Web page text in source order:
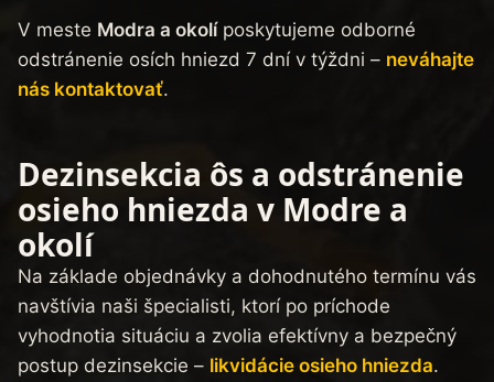
V meste Modra a okolíposkytujeme odborné
odstránenie osích hniezd 7 dní v týždni – neváhajte
nás kontaktovať.
Dezinsekcia ôs a odstránenie
osieho hniezda v Modre a
okolí
Na základe objednávky a dohodnutého termínu vás
navštívia naši špecialisti, ktorí po príchode
vyhodnotia situáciu a zvolia efektívny a bezpečný
postup dezinsekcie – likvidácie osieho hniezda.